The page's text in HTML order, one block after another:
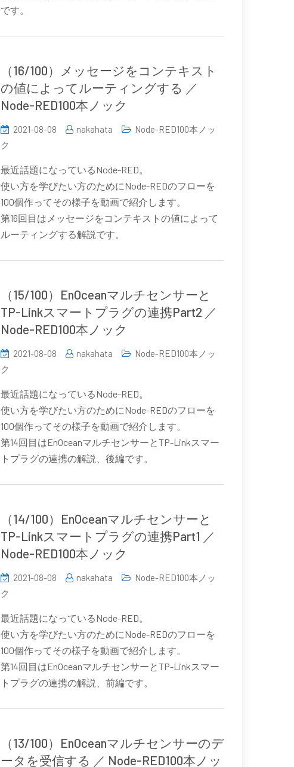
です。
（16/100）メッセージをコンテキスト
の値によってルーティングする ／
Node-RED100本ノック
2021-08-08 nakahata
Node-RED100本ノッ
ク
最近話題になっているNode-RED。
使い方を学びたい方のためにNode-REDのフローを
100個作ってその様子を動画で紹介します。
第16回目はメッセージをコンテキストの値によって
ルーティングする解説です。
（15/100）EnOceanマルチセンサーと
TP-Linkスマートプラグの連携Part2 ／
Node-RED100本ノック
2021-08-08 nakahata
Node-RED100本ノッ
ク
最近話題になっているNode-RED。
使い方を学びたい方のためにNode-REDのフローを
100個作ってその様子を動画で紹介します。
第14回目はEnOceanマルチセンサーとTP-Linkスマー
トプラグの連携の解説、後編です。
（14/100）EnOceanマルチセンサーと
TP-Linkスマートプラグの連携Part1 ／
Node-RED100本ノック
2021-08-08 nakahata
Node-RED100本ノッ
ク
最近話題になっているNode-RED。
使い方を学びたい方のためにNode-REDのフローを
100個作ってその様子を動画で紹介します。
第14回目はEnOceanマルチセンサーとTP-Linkスマー
トプラグの連携の解説、前編です。
（13/100）EnOceanマルチセンサーのデ
ータを受信する ／ Node-RED100本ノッ